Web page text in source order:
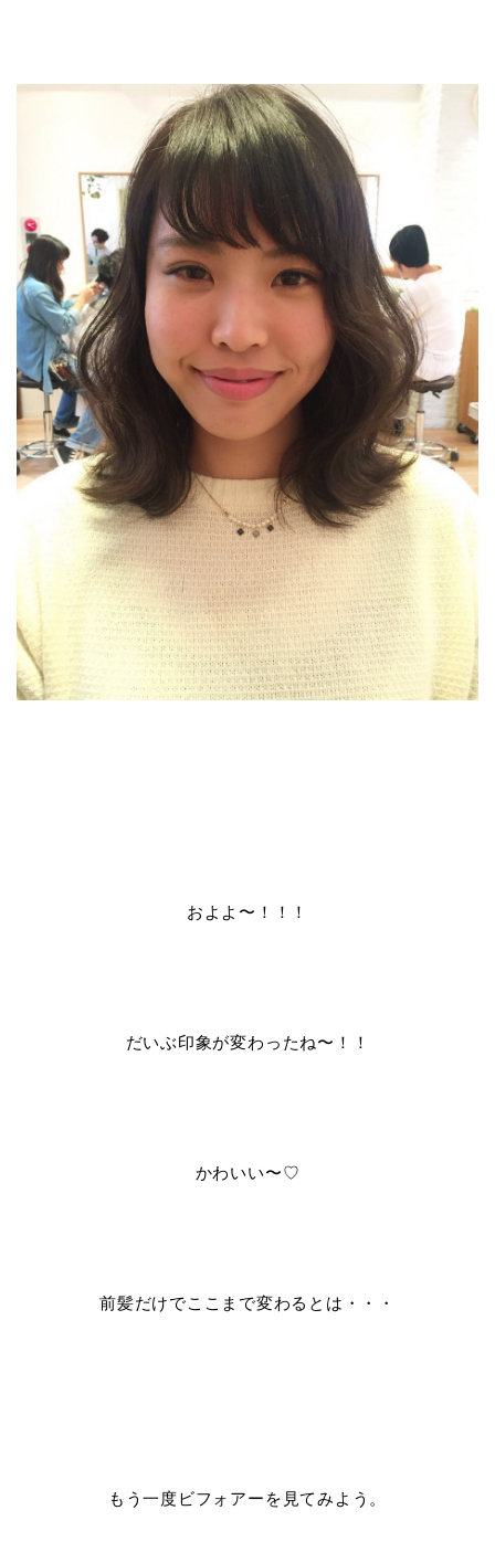
およよ〜！！！
だいぶ印象が変わったね〜！！
かわいい〜♡
前髪だけでここまで変わるとは・・・
もう一度ビフォアーを見てみよう。